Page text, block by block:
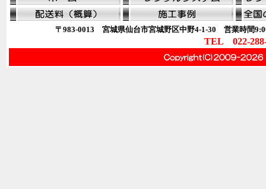
〒983-0013 宮城県仙台市宮城野区中野4-1-30 営業時間
TEL 022-